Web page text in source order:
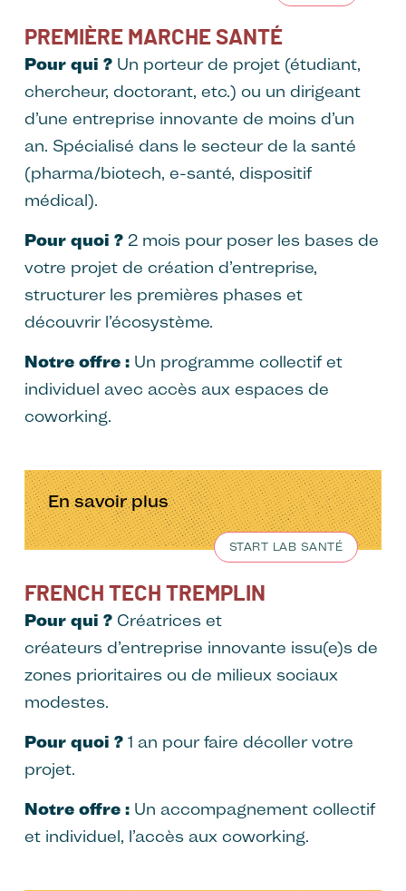
PREMIÈRE MARCHE SANTÉ
Pour qui ? Un porteur de projet (étudiant,
chercheur, doctorant, etc.) ou un dirigeant
d’une entreprise innovante de moins d’un
an. Spécialisé dans le secteur de la santé
(pharma/biotech, e-santé, dispositif
médical).
Pour quoi ? 2 mois pour poser les bases de
votre projet de création d’entreprise,
structurer les premières phases et
découvrir l’écosystème.
Notre offre : Un programme collectif et
individuel avec accès aux espaces de
coworking.
En savoir plus
START LAB SANTÉ
FRENCH TECH TREMPLIN
Pour qui ? Créatrices et
créateurs d’entreprise innovante issu(e)s de
zones prioritaires ou de milieux sociaux
modestes.
Pour quoi ? 1 an pour faire décoller votre
projet.
Notre offre : Un accompagnement collectif
et individuel, l’accès aux coworking.